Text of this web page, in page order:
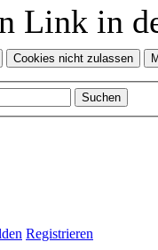
Link in
Registrieren